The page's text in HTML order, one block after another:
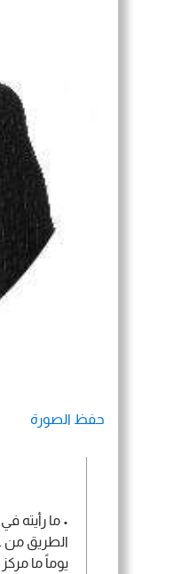
حفظ الصورة
• ما رأيته
الطريق من
يوماً ما